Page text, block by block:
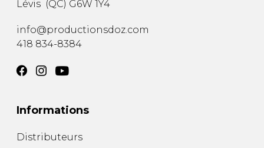
Lévis (QC) G6W 1Y4
info@productionsdoz.com
418 834-8384
Informations
Distributeurs